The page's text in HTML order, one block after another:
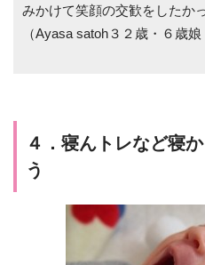
みかけて笑顔の交歓をしたか
（Ayasa satoh３２歳・６歳
４．寝んトレなど寝
う